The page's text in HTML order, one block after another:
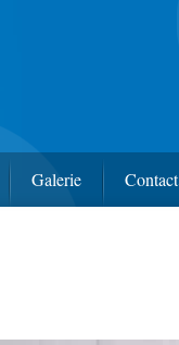
Galerie Contact